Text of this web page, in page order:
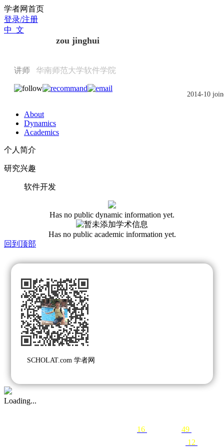
学者网首页
登录/注册
中 文
16 49
12
zou jinghui
讲师 华南师范大学软件学院
2014-10
About
Dynamics
Academics
个人简介
研究兴趣
软件开发
Has no public dynamic information yet.
Has no public academic information yet.
回到顶部
SCHOLAT.com 学者网
Loading...